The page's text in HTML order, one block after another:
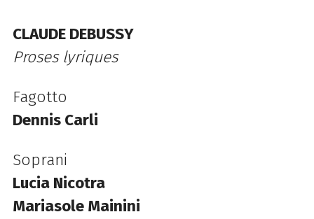
CLAUDE DEBUSSY
Proses lyriques
Fagotto
Dennis Carli
Soprani
Lucia Nicotra
Mariasole Mainini